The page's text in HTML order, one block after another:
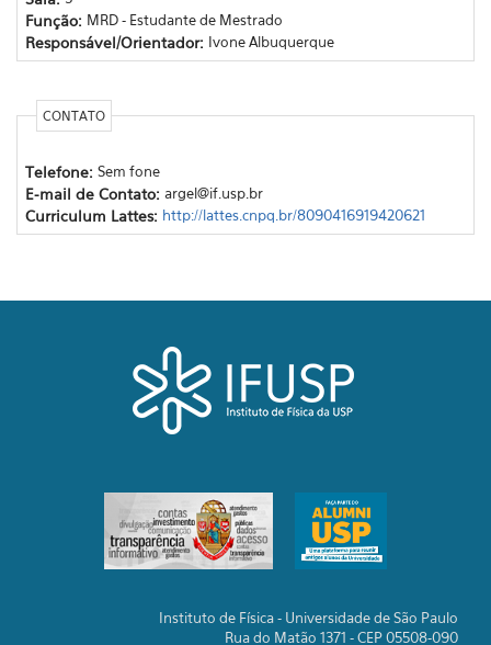
Função: MRD - Estudante de Mestrado
Responsável/Orientador: Ivone Albuquerque
CONTATO
Telefone: Sem fone
E-mail de Contato: argel@if.usp.br
Curriculum Lattes: http://lattes.cnpq.br/8090416919420621
Instituto de Física - Universidade de São Paulo
Rua do Matão 1371 - CEP 05508-090